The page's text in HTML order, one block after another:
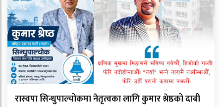
रास्वपा सिन्धुपाल्चोकमा नेतृत्वका लागि कुमार श्रेष्ठको दाबी